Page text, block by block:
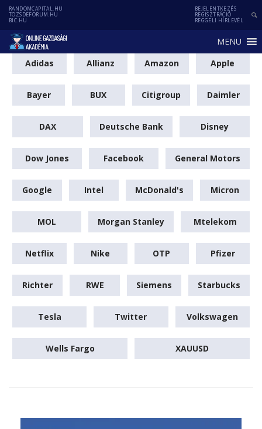
RANDOMCAPITAL.HU
TOZSDEFORUM.HU
BIC.HU
BEJELENTKEZÉS
REGISZTRÁCIÓ
REGGELI HÍRLEVÉL
MENU
Adidas
Allianz Amazon Apple
Bayer BUX Citigroup Daimler
DAX Deutsche Bank Disney
Dow Jones Facebook General Motors
Google Intel McDonald's Micron
MOL Morgan Stanley Mtelekom
Netflix Nike OTP Pfizer
Richter RWE Siemens Starbucks
Tesla Twitter Volkswagen
Wells Fargo XAUUSD